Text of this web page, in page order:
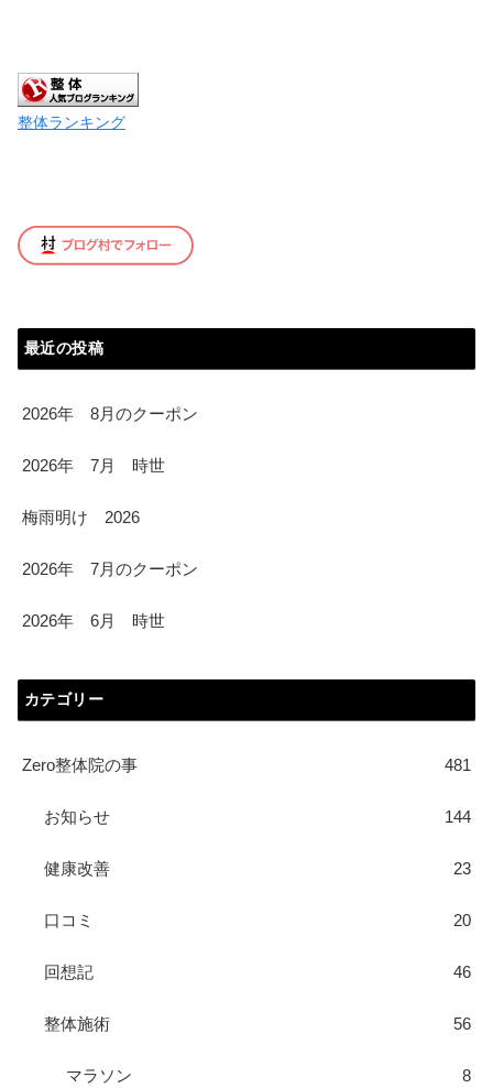
整体ランキング
最近の投稿
2026年 8月のクーポン
2026年 7月 時世
梅雨明け 2026
2026年 7月のクーポン
2026年 6月 時世
カテゴリー
Zero整体院の事 481
お知らせ 144
健康改善 23
口コミ 20
回想記 46
整体施術 56
マラソン 8